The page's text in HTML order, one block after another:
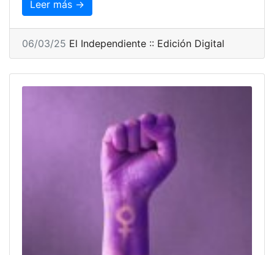
Leer más →
06/03/25 El Independiente :: Edición Digital